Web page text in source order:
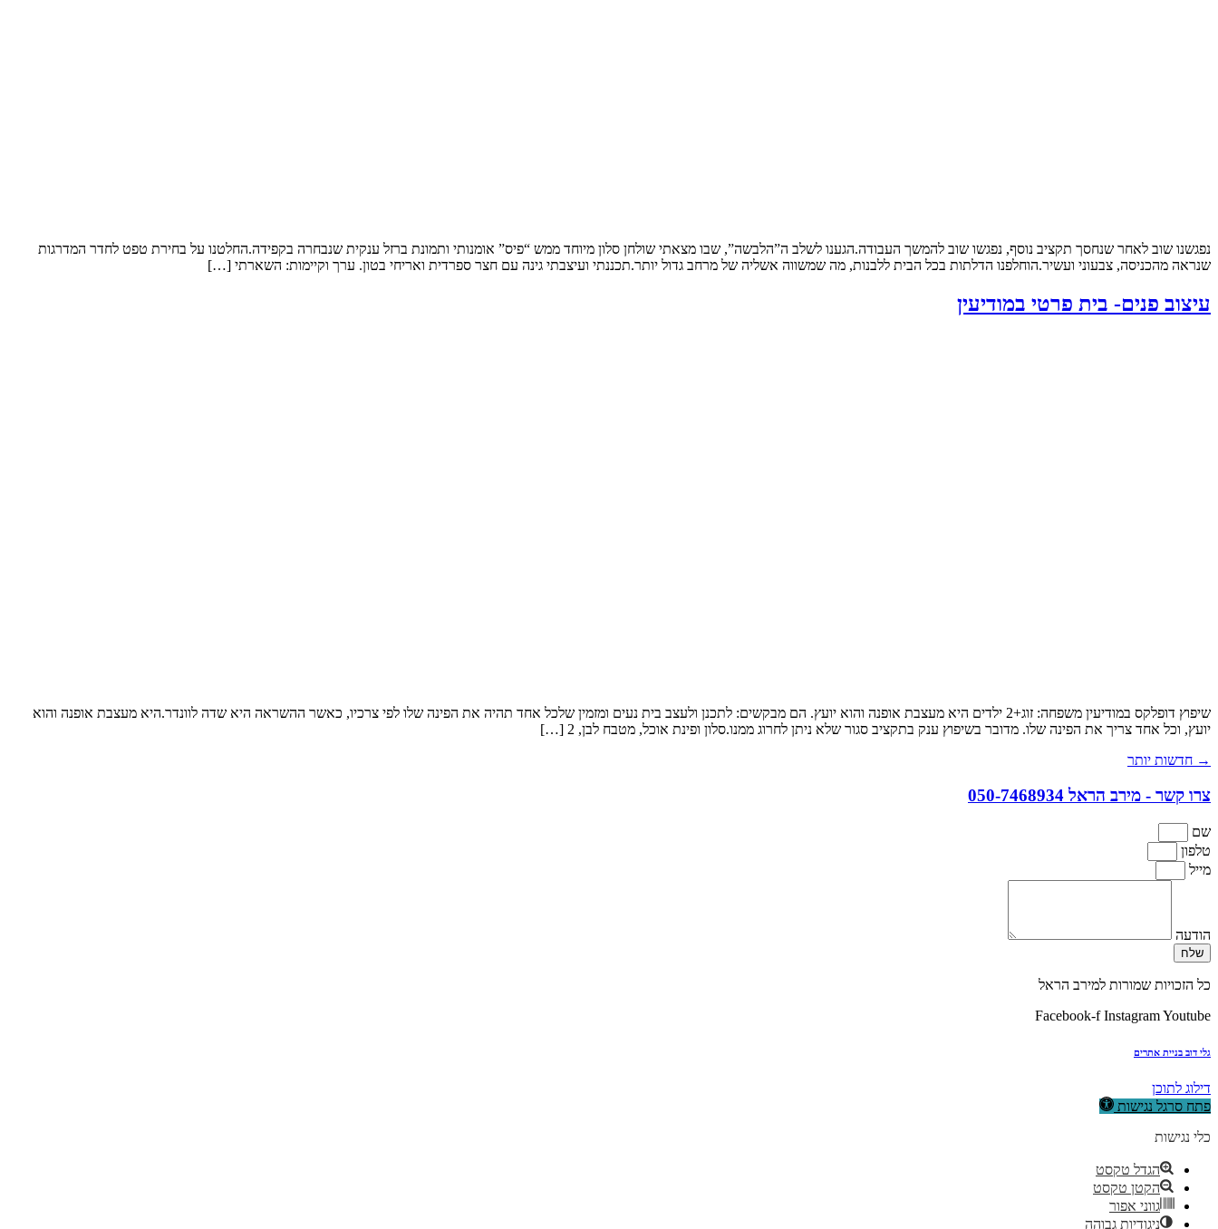
נפגשנו שוב לאחר שנחסך תקציב נוסף, נפגשו שוב להמשך העבודה.הגענו לשלב ה”הלבשה”, שבו מצאתי שולחן סלון מיוחד ממש “פיס” אומנותי ותמונת ברזל ענקית שנבחרה בקפידה.החלטנו על בחירת טפט לחדר המדרגות
שנראה מהכניסה, צבעוני ועשיר.הוחלפנו הדלתות בכל הבית ללבנות, מה שמשווה אשליה של מרחב גדול יותר.תכננתי ועיצבתי גינה עם חצר ספרדית ואריחי בטון. ערך וקיימות: השארתי […]
עיצוב פנים- בית פרטי במודיעין
שיפוץ דופלקס במודיעין משפחה: זוג+2 ילדים היא מעצבת אופנה והוא יועץ. הם מבקשים: לתכנן ולעצב בית נעים ומזמין שלכל אחד תהיה את הפינה שלו לפי צרכיו, כאשר ההשראה היא שדה לוונדר.היא מעצבת אופנה והוא
יועץ, וכל אחד צריך את הפינה שלו. מדובר בשיפוץ ענק בתקציב סגור שלא ניתן לחרוג ממנו.סלון ופינת אוכל, מטבח לבן, 2 […]
→ חדשות יותר
צרו קשר - מירב הראל 050-7468934
שם
טלפון
מייל
הודעה
שלח
כל הזכויות שמורות למירב הראל
Facebook-f InstagramYoutube
גלי דוב בניית אתרים
דילוג לתוכן
פתח סרגל נגישות
כלי נגישות
הגדל טקסט
הקטן טקסט
גווני אפור
ניגודיות גבוהה